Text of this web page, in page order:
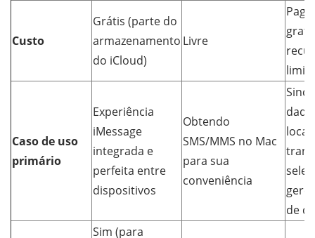
Custo
Grátis (parte do
armazenamento
do iCloud)
Livre
Caso de uso
primário
Experiência
iMessage
integrada e
perfeita entre
dispositivos
Obtendo
SMS/MMS no Mac
para sua
conveniência
local,
de
Sim (para